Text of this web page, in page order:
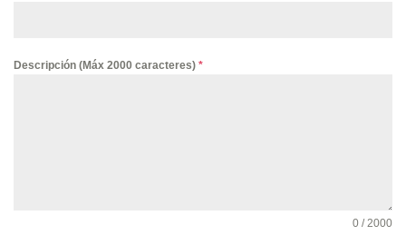
Descripción (Máx 2000 caracteres) *
0 / 2000